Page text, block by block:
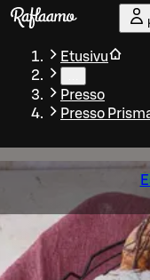
Siirry pääsisältöön
Etusivu
Presso
Presso